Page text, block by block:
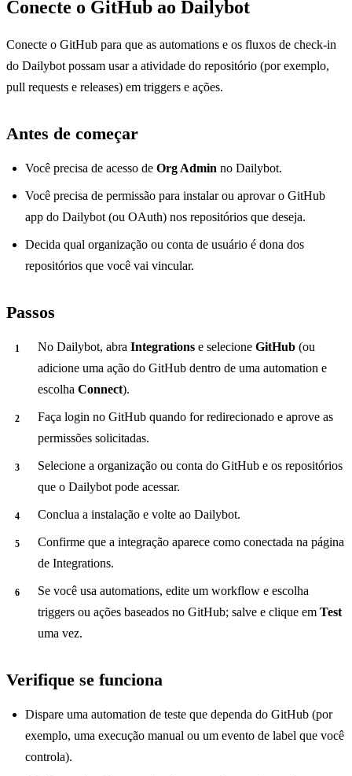
Conecte o GitHub ao Dailybot
Conecte o GitHub para que as automations e os fluxos de check-in
do Dailybot possam usar a atividade do repositório (por exemplo,
pull requests e releases) em triggers e ações.
Antes de começar
Você precisa de acesso de Org Admin no Dailybot.
Você precisa de permissão para instalar ou aprovar o GitHub
app do Dailybot (ou OAuth) nos repositórios que deseja.
Decida qual organização ou conta de usuário é dona dos
repositórios que você vai vincular.
Passos
No Dailybot, abra Integrations e selecione GitHub (ou
adicione uma ação do GitHub dentro de uma automation e
escolha Connect).
Faça login no GitHub quando for redirecionado e aprove as
permissões solicitadas.
Selecione a organização ou conta do GitHub e os repositórios
que o Dailybot pode acessar.
Conclua a instalação e volte ao Dailybot.
Confirme que a integração aparece como conectada na página
de Integrations.
Se você usa automations, edite um workflow e escolha
triggers ou ações baseados no GitHub; salve e clique em Test
uma vez.
Verifique se funciona
Dispare uma automation de teste que dependa do GitHub (por
exemplo, uma execução manual ou um evento de label que você
controla).